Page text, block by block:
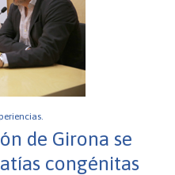
de Girona se
congénitas